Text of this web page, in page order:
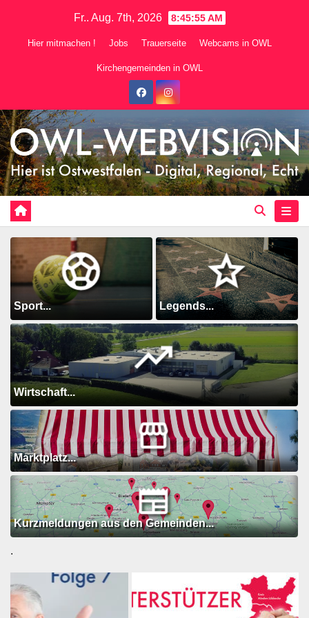
Fr.. Aug. 7th, 2026 8:45:56 AM
Hier mitmachen ! Jobs Trauerseite Webcams in OWL
Kirchengemeinden in OWL
Sport... Legends...
Wirtschaft...
Marktplatz...
Kurzmeldungen aus den Gemeinden...
.